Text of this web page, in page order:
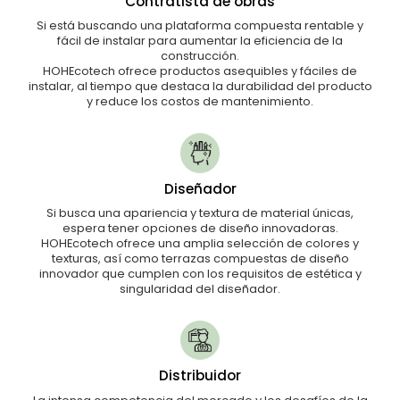
Si está buscando una plataforma compuesta rentable y
fácil de instalar para aumentar la eficiencia de la
construcción.
HOHEcotech ofrece productos asequibles y fáciles de
instalar, al tiempo que destaca la durabilidad del producto
y reduce los costos de mantenimiento.
Diseñador
Si busca una apariencia y textura de material únicas,
espera tener opciones de diseño innovadoras.
HOHEcotech ofrece una amplia selección de colores y
texturas, así como terrazas compuestas de diseño
innovador que cumplen con los requisitos de estética y
singularidad del diseñador.
Distribuidor